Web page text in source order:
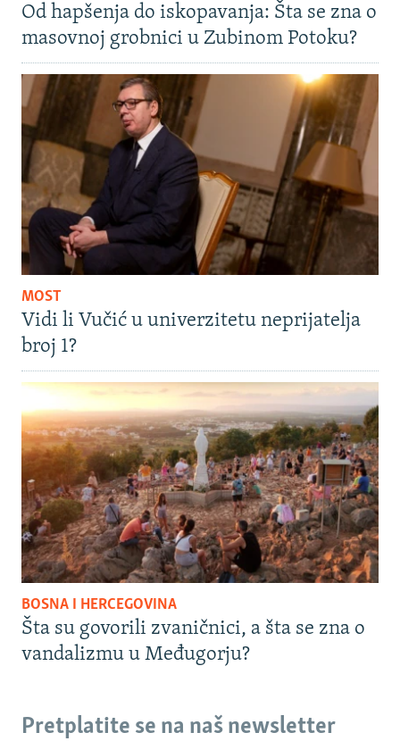
Od hapšenja do iskopavanja: Šta se zna o
masovnoj grobnici u Zubinom Potoku?
MOST
Vidi li Vučić u univerzitetu neprijatelja
broj 1?
BOSNA I HERCEGOVINA
Šta su govorili zvaničnici, a šta se zna o
vandalizmu u Međugorju?
Pretplatite se na naš newsletter